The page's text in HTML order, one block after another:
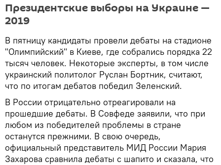
Президентские выборы на Украине —
2019
В пятницу кандидаты провели дебаты на стадионе
"Олимпийский" в Киеве, где собрались порядка 22
тысяч человек. Некоторые эксперты, в том числе
украинский политолог Руслан Бортник, считают,
что по итогам дебатов победил Зеленский.
В России отрицательно отреагировали на
прошедшие дебаты. В Совфеде заявили, что при
любом из победителей проблемы в стране
останутся прежними. В свою очередь,
официальный представитель МИД России Мария
Захарова сравнила дебаты с шапито и сказала, что